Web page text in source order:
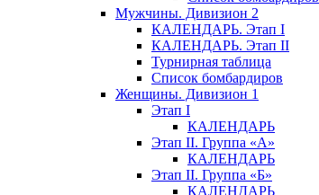
Мужчины. Дивизион 2
КАЛЕНДАРЬ. Этап I
КАЛЕНДАРЬ. Этап II
Турнирная таблица
Список бомбардиров
Женщины. Дивизион 1
Этап I
КАЛЕНДАРЬ
Этап II. Группа «А»
КАЛЕНДАРЬ
Этап II. Группа «Б»
КАЛЕНДАРЬ